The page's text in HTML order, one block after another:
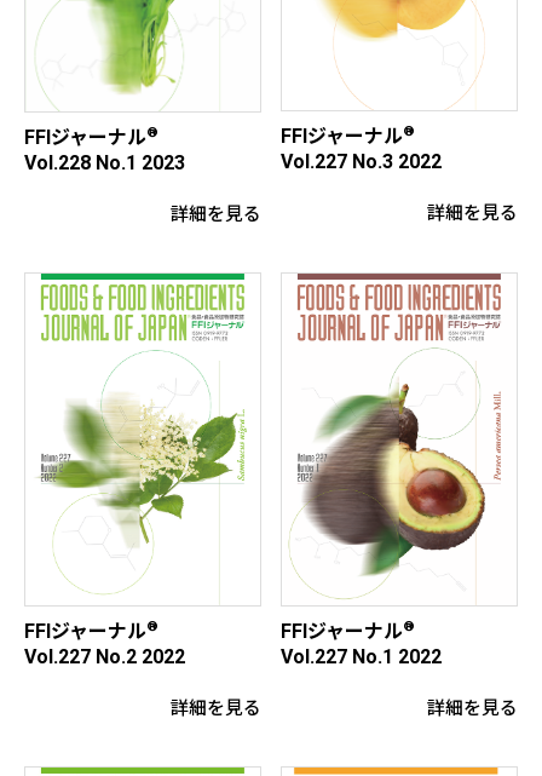
FFIジャーナル®
Vol.228 No.1 2023
詳細を見る
FFIジャーナル®
Vol.227 No.3 2022
詳細を見る
FFIジャーナル®
Vol.227 No.2 2022
詳細を見る
FFIジャーナル®
Vol.227 No.1 2022
詳細を見る